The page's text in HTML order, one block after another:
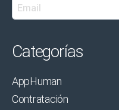
Categorías
AppHuman
Contratación